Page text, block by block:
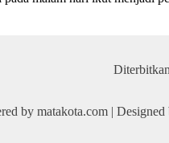
by matakota.com | Designed